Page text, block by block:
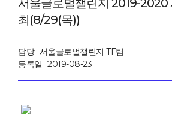
서울글로벌챌린지 2019-2020
최(8/29(목))
담당 서울글로벌챌린지 TF팀
등록일 2019-08-23